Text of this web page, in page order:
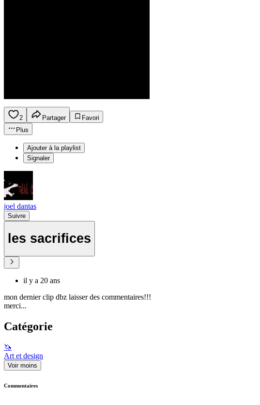
2 Partager
Favori
Plus
Ajouter à la playlist
Signaler
joel dantas
Suivre
les sacrifices
il y a 20 ans
mon dernier clip dbz laisser des commentaires!!!
merci...
Catégorie
🦄
Art et design
Voir moins
Commentaires